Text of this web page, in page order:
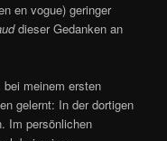
en vogue) geringer
dieser Gedanken an
bei meinem ersten
gelernt: In der dortigen
Im persönlichen